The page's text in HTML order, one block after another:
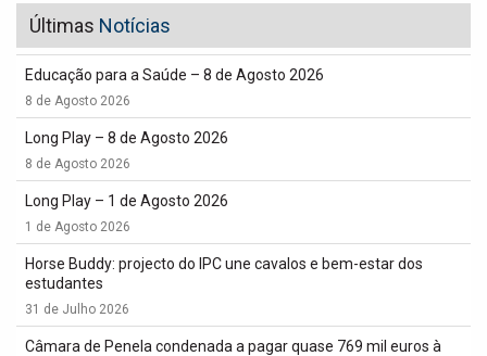
Últimas Notícias
Educação para a Saúde – 8 de Agosto 2026
8 de Agosto 2026
Long Play – 8 de Agosto 2026
8 de Agosto 2026
Long Play – 1 de Agosto 2026
1 de Agosto 2026
Horse Buddy: projecto do IPC une cavalos e bem-estar dos
estudantes
31 de Julho 2026
Câmara de Penela condenada a pagar quase 769 mil euros à